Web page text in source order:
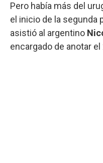
Pero había más del
el inicio de la segunda
asistió al argentino
encargado de anotar el